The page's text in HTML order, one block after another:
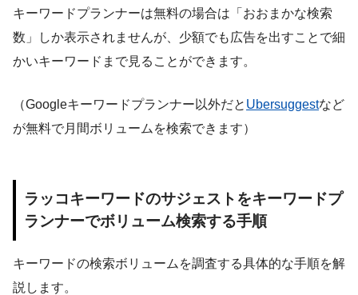
キーワードプランナーは無料の場合は「おおまかな検索
数」しか表示されませんが、少額でも広告を出すことで細
かいキーワードまで見ることができます。
（Googleキーワードプランナー以外だと Ubersuggestなど
が無料で月間ボリュームを検索できます）
ラッコキーワードのサジェストをキーワードプ
ランナーでボリューム検索する手順
キーワードの検索ボリュームを調査する具体的な手順を解
説します。